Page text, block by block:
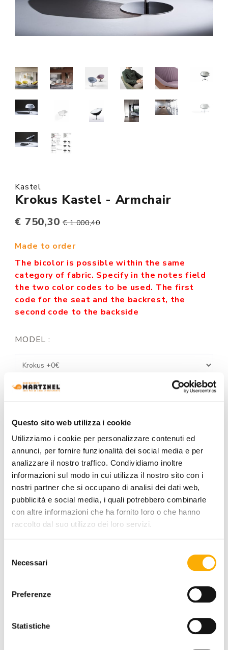
Questo sito web utilizza i cookie
Utilizziamo i cookie per personalizzare contenuti ed
annunci, per fornire funzionalità dei social media e per
analizzare il nostro traffico. Condividiamo inoltre
informazioni sul modo in cui utilizza il nostro sito con i
nostri partner che si occupano di analisi dei dati web,
pubblicità e social media, i quali potrebbero combinarle
con altre informazioni che ha fornito loro o che hanno
raccolto dal suo utilizzo dei loro servizi.
delNecessari
Preferenze
Statistiche
Kastel
Krokus Kastel - Armchair
€ 750,30 € 1.000,40
Made to order
The bicolor is possible within the same
category of fabric. Specify in the notes field
the two color codes to be used. The first
code for the seat and the backrest, the
second code to the backside
MODEL :
TYPE:
+0€ +46€ +55€ +56€ +65€ +174€ +197€
COATING FINISH:
COLOR:
+0€
+0€ +0€ +36€